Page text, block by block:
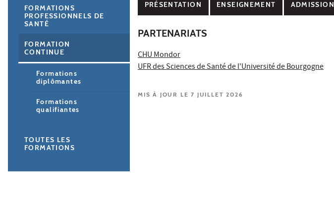
PRÉSENTATION ENSEIGNEMENT ADMISSION
PARTENARIATS
CHU Mondor
UFR des Sciences de Santé de l'Université de Bourgogne
MIS À JOUR LE 7 JUILLET 2026
FORMATIONS
PROFESSIONNELS DE
SANTÉ
FORMATION
CONTINUE
Formations
diplômantes
Formations
qualifiantes
TOUTES LES
FORMATIONS